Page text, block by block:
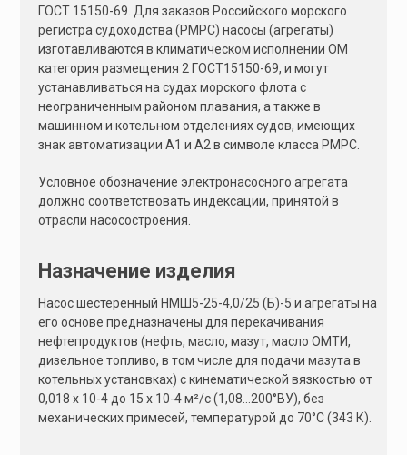
ГОСТ 15150-69. Для заказов Российского морского
регистра судоходства (РМРС) насосы (агрегаты)
изготавливаются в климатическом исполнении ОМ
категория размещения 2 ГОСТ15150-69, и могут
устанавливаться на судах морского флота с
неограниченным районом плавания, а также в
машинном и котельном отделениях судов, имеющих
знак автоматизации А1 и А2 в символе класса РМРС.
Условное обозначение электронасосного агрегата
должно соответствовать индексации, принятой в
отрасли насосостроения.
Назначение изделия
Насос шестеренный НМШ5-25-4,0/25 (Б)-5 и агрегаты на
его основе предназначены для перекачивания
нефтепродуктов (нефть, масло, мазут, масло ОМТИ,
дизельное топливо, в том числе для подачи мазута в
котельных установках) с кинематической вязкостью от
0,018 х 10-4 до 15 х 10-4 м²/с (1,08…200°ВУ), без
механических примесей, температурой до 70°С (343 К).